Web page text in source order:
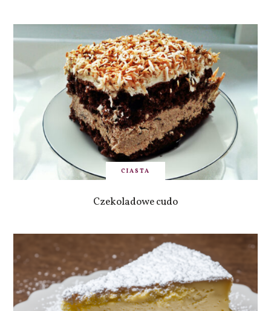
CIASTA
Czekoladowe cudo